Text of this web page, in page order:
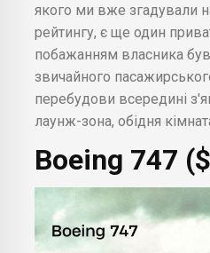
якого ми вже згадували
рейтингу, є ще один
побажанням власника
звичайного
перебудови всередині
лаунж-зона, обідня
Boeing 747